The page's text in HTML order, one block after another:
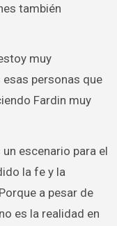
también
muy
personas que
Fardin muy
escenario para el
la fe y la
a pesar de
es la realidad en